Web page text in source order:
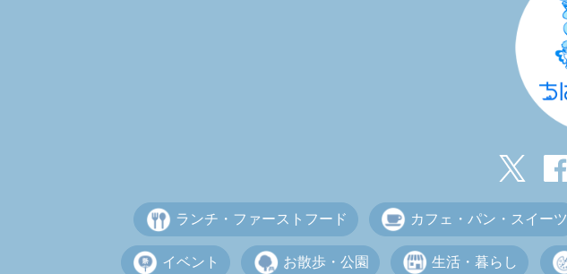
ランチ・ファーストフード カフェ・パン・スイーツ
イベント お散歩・公園 生活・暮らし